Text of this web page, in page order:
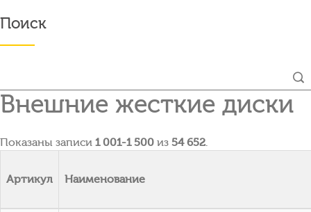
Поиск
Внешние жесткие диски
Показаны записи 1 001-1 500 из 54 652.
Артикул Наименование